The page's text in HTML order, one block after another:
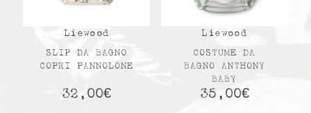
Liewood
SLIP DA BAGNO
COPRI PANNOLONE
32,00€
Liewood
COSTUME DA
BAGNO ANTHONY
BABY
35,00€